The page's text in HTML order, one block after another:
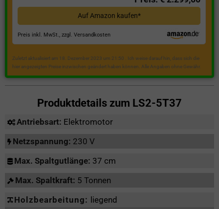
Auf Amazon kaufen*
Preis inkl. MwSt., zzgl. Versandkosten
Zuletzt aktualisiert am 18. Dezember 2023 um 21:50 . Ich weise darauf hin, dass sich die
hier angezeigten Preise inzwischen geändert haben können. Alle Angaben ohne Gewähr.
Produktdetails zum LS2-5T37
Antriebsart: Elektromotor
Netzspannung: 230 V
Max. Spaltgutlänge: 37 cm
Max. Spaltkraft: 5 Tonnen
Holzbearbeitung: liegend